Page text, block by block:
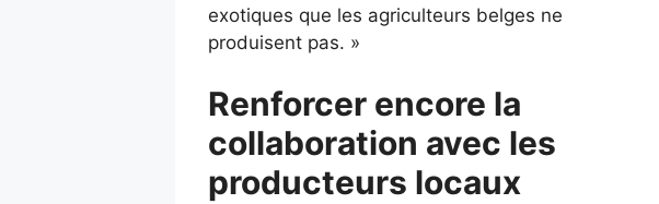
exotiques que les agriculteurs belges ne
produisent pas. »
Renforcer encore la
collaboration avec les
producteurs locaux